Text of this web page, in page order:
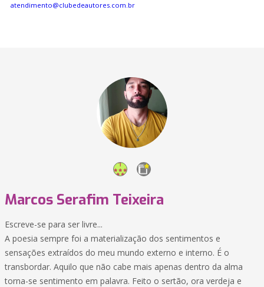
atendimento@clubedeautores.com.br
Marcos Serafim Teixeira
Escreve-se para ser livre...
A poesia sempre foi a materialização dos sentimentos e
sensações extraídos do meu mundo externo e interno. É o
transbordar. Aquilo que não cabe mais apenas dentro da alma
torna-se sentimento em palavra. Feito o sertão, ora verdeja e